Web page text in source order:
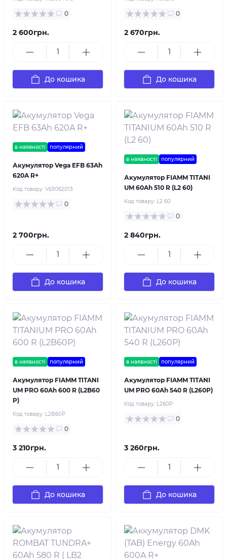
0
2 600грн.
До кошика
0
2 670грн.
До кошика
в наявності популярний
Акумулятор Vega EFB 63Ah
620A R+
Код товару: V63062013
0
2 700грн.
До кошика
в наявності популярний
Акумулятор FIAMM TITANI
UM 60Ah 510 R (L2 60)
Код товару: L2 60
0
2 840грн.
До кошика
в наявності популярний
Акумулятор FIAMM TITANI
UM PRO 60Ah 600 R (L2B60
P)
Код товару: L2B60P
0
3 210грн.
До кошика
в наявності популярний
Акумулятор FIAMM TITANI
UM PRO 60Ah 540 R (L260P)
Код товару: L260P
0
3 260грн.
До кошика